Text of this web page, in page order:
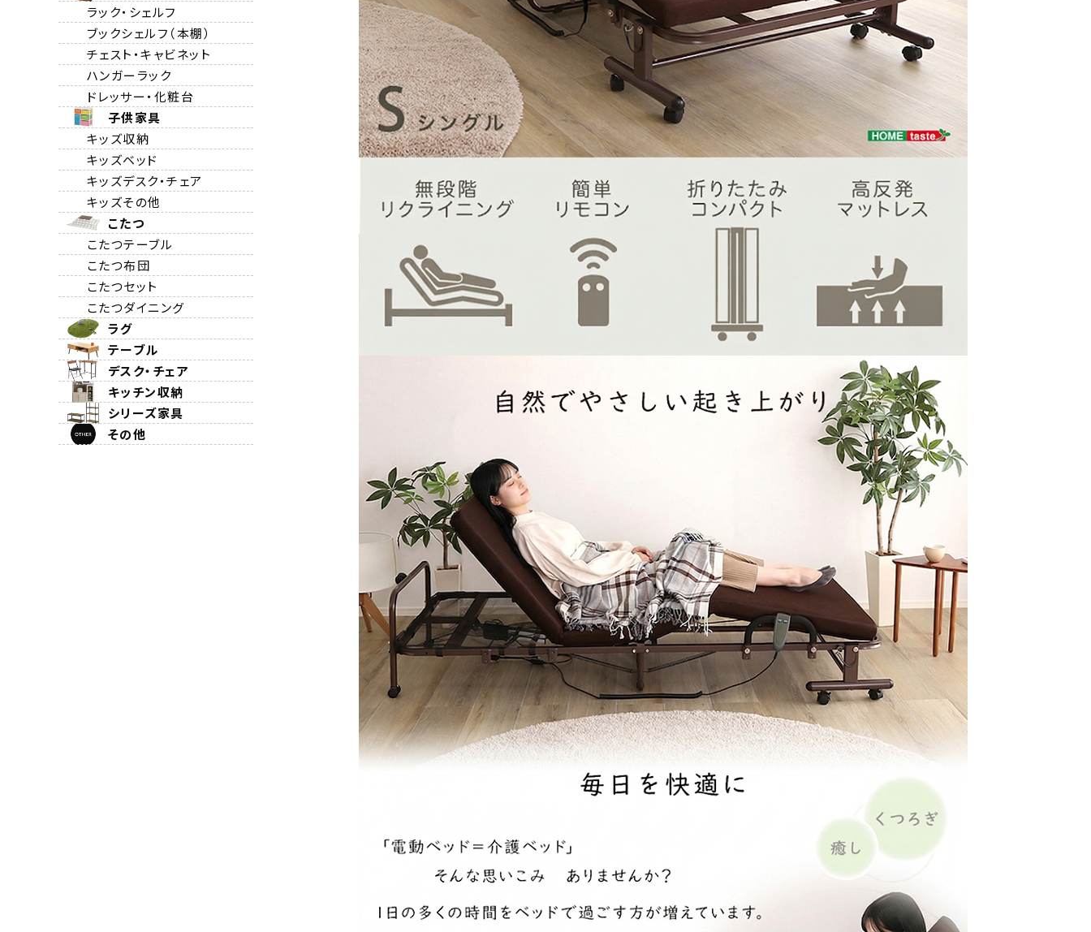
ラック・シェルフ
ブックシェルフ（本棚）
チェスト・キャビネット
ハンガーラック
ドレッサー・化粧台
子供家具
キッズ収納
キッズベッド
キッズデスク・チェア
キッズその他
こたつ
こたつテーブル
こたつ布団
こたつセット
こたつダイニング
ラグ
テーブル
デスク・チェア
キッチン収納
シリーズ家具
その他